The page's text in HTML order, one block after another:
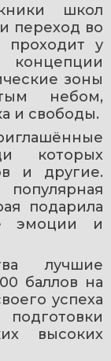
школ
переход во
проходит у
зоны
небом,
и свободы.
которых
и другие.
подарила
эмоции и
лучшие
баллов на
успеха
высоких